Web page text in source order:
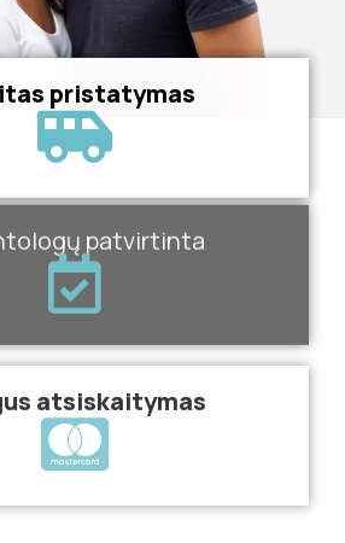
pristatymas
patvirtinta